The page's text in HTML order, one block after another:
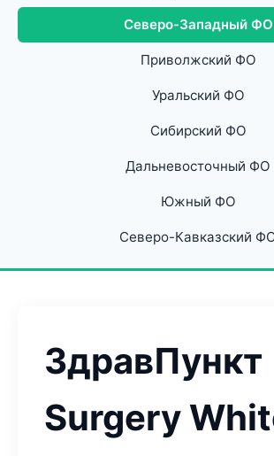
Северо-Западный ФО
Приволжский ФО
Уральский ФО
Сибирский ФО
Дальневосточный ФО
Южный ФО
Северо-Кавказский
ЗдравПункт
Surgery